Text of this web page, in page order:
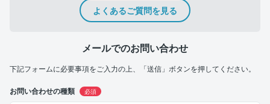
よくあるご質問を見る
メールでのお問い合わせ
下記フォームに必要事項をご入力の上、「送信」ボタンを押してください。
お問い合わせの種類 必須